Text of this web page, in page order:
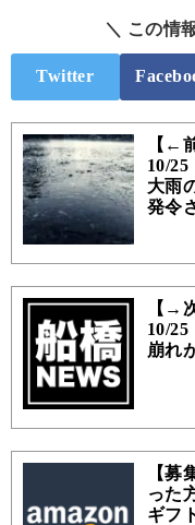
＼ この情
Twitter
【←
10/
大雨
発令
【→
10/
崩れ
【募
った
ギフ